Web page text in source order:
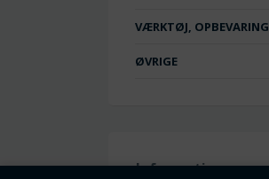
VÆRKTØJ, OPBEVARING
ØVRIGE
Information